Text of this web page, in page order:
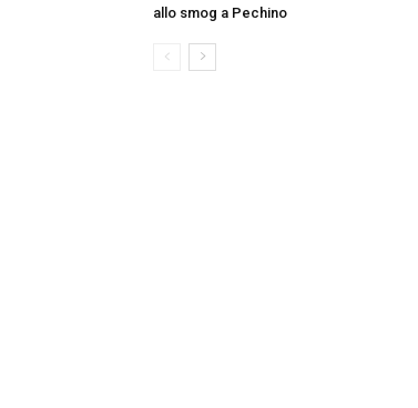
allo smog a Pechino